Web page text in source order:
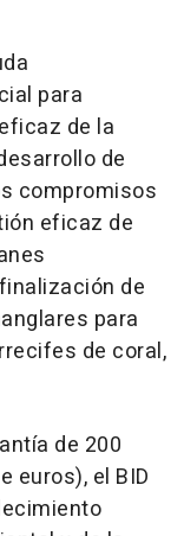
para
de la
de
compromisos
eficaz de
de
para
de coral,
de 200
euros), el BID